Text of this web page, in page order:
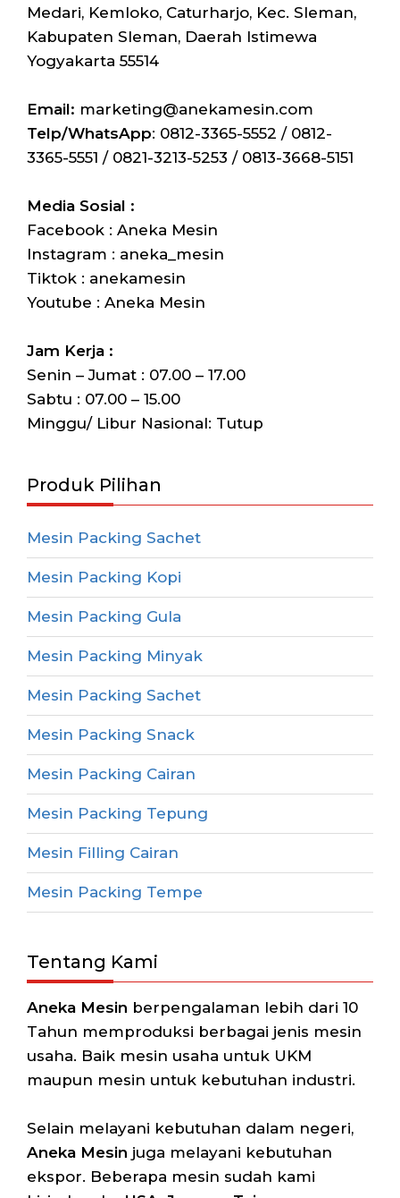
Medari, Kemloko, Caturharjo, Kec. Sleman,
Kabupaten Sleman, Daerah Istimewa
Yogyakarta 55514
Email: marketing@anekamesin.com
Telp/WhatsApp: 0812-3365-5552 / 0812-
3365-5551 / 0821-3213-5253 / 0813-3668-5151
Media Sosial :
Facebook : Aneka Mesin
Instagram : aneka_mesin
Tiktok : anekamesin
Youtube : Aneka Mesin
Jam Kerja :
Senin – Jumat : 07.00 – 17.00
Sabtu : 07.00 – 15.00
Minggu/ Libur Nasional: Tutup
Produk Pilihan
Mesin Packing Sachet
Mesin Packing Kopi
Mesin Packing Gula
Mesin Packing Minyak
Mesin Packing Sachet
Mesin Packing Snack
Mesin Packing Cairan
Mesin Packing Tepung
Mesin Filling Cairan
Mesin Packing Tempe
Tentang Kami
Aneka Mesin berpengalaman lebih dari 10
Tahun memproduksi berbagai jenis mesin
usaha. Baik mesin usaha untuk UKM
maupun mesin untuk kebutuhan industri.
Selain melayani kebutuhan dalam negeri,
Aneka Mesin juga melayani kebutuhan
ekspor. Beberapa mesin sudah kami